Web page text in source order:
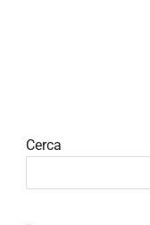
Cerca